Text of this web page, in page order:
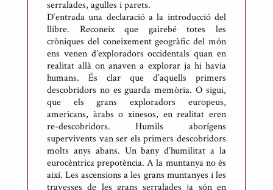
serralades, agulles i parets.
D‘entrada una declaració a la introducció del
llibre. Reconeix que gairebé totes les
cròniques del coneixement geogràfic del món
ens venen d’exploradors occidentals quan en
realitat allà on anaven a explorar ja hi havia
humans. És clar que d’aquells primers
descobridors no es guarda memòria. O sigui,
que els grans exploradors europeus,
americans, àrabs o xinesos, en realitat eren
re-descobridors. Humils aborígens
supervivents van ser els primers descobridors
molts anys abans. Un bany d’humilitat a la
eurocèntrica prepotència. A la muntanya no és
així. Les ascensions a les grans muntanyes i les
travesses de les grans serralades ja són en